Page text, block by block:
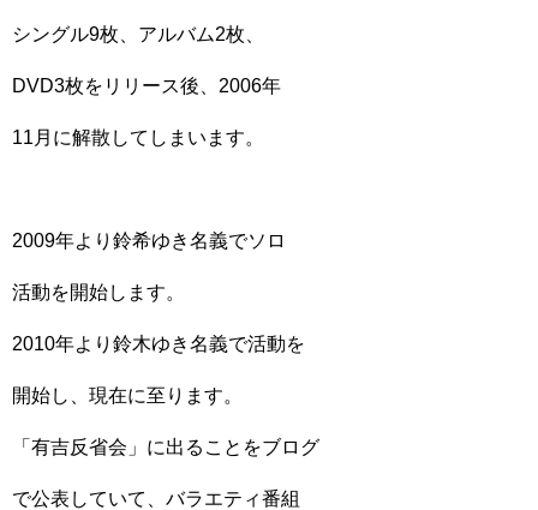
シングル9枚、アルバム2枚、
DVD3枚をリリース後、2006年
11月に解散してしまいます。
2009年より鈴希ゆき名義でソロ
活動を開始します。
2010年より鈴木ゆき名義で活動を
開始し、現在に至ります。
「有吉反省会」に出ることをブログ
で公表していて、バラエティ番組